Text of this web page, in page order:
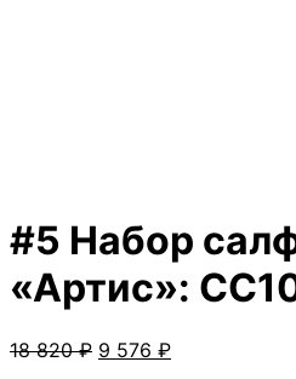
#5 Набор
«Артис»:
18 820₽ Первоначальная
9 576 ₽Текущая